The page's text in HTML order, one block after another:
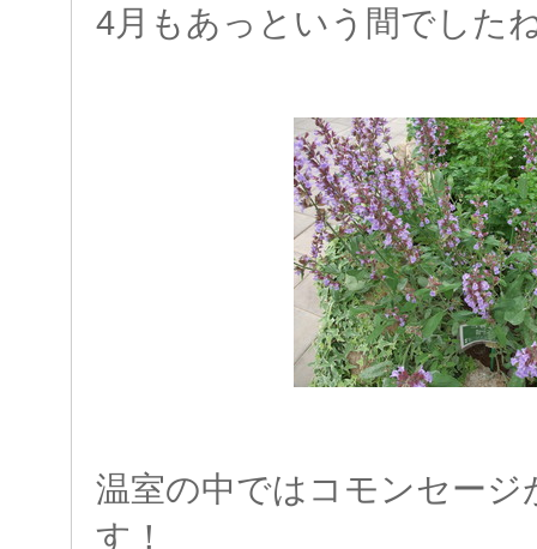
4月もあっという間でした
温室の中ではコモンセー
す！